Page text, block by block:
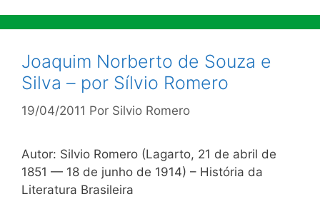
Joaquim Norberto de Souza e
Silva – por Sílvio Romero
19/04/2011 Por Silvio Romero
Autor: Silvio Romero (Lagarto, 21 de abril de
1851 — 18 de junho de 1914) – História da
Literatura Brasileira